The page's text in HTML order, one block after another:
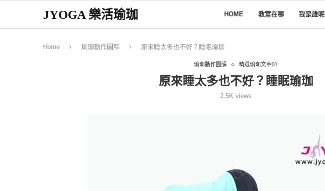
JYOGA 樂活瑜珈 HOME 教室在哪 我是誰呢
Home 瑜珈動作圖解 原來睡太多也不好？睡眠瑜珈
瑜珈動作圖解 精選瑜珈文章01
原來睡太多也不好？睡眠瑜珈
2.5K views